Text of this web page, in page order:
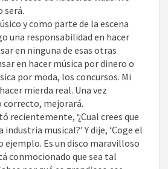
será.
y como parte de la escena
una responsabilidad en hacer
en ninguna de esas otras
en hacer música por dinero o
por moda, los concursos. Mi
mierda real. Una vez
correcto, mejorará.
recientemente, ‘¿Cual crees que
musical?’ Y dije, ‘Coge el
ejemplo. Es un disco maravilloso
conmocionado que sea tal